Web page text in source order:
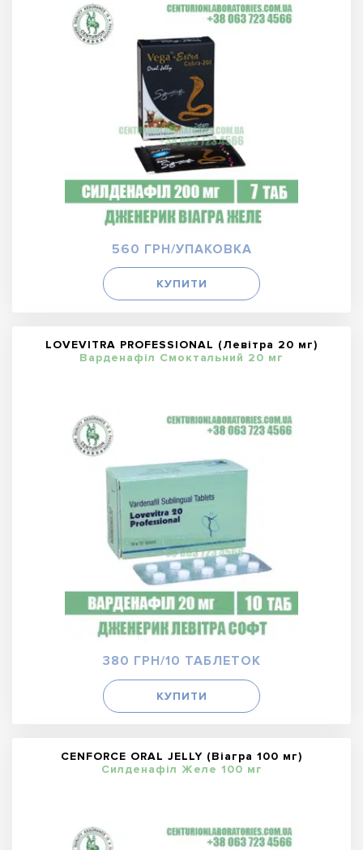
560 ГРН/УПАКОВКА
КУПИТИ
LOVEVITRA PROFESSIONAL (Левітра 20 мг)
Варденафіл Смоктальний 20 мг
380 ГРН/10 ТАБЛЕТОК
КУПИТИ
CENFORCE ORAL JELLY (Віагра 100 мг)
Силденафіл Желе 100 мг